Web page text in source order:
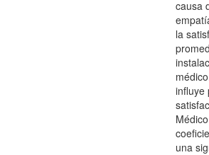
causa
la
influye
una